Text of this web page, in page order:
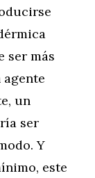
ser más
un
ser
Y
este